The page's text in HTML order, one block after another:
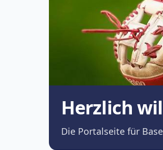
Herzlich
Die Portalseite für